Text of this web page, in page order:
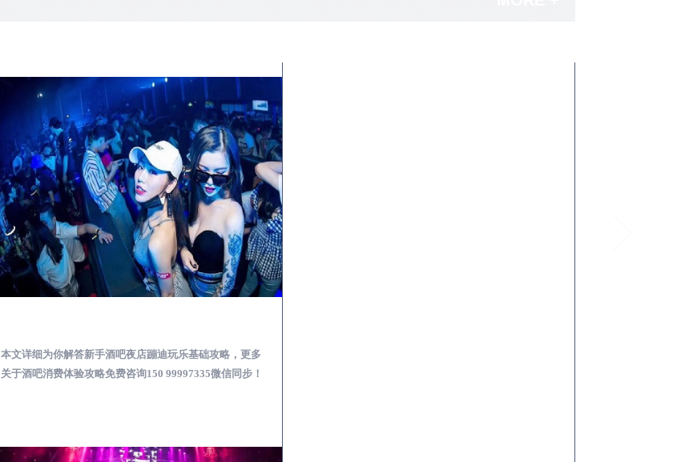
本文详细为你解答新手酒吧夜店蹦迪玩乐基础攻略，更多
关于酒吧消费体验攻略免费咨询150 99997335微信同步！